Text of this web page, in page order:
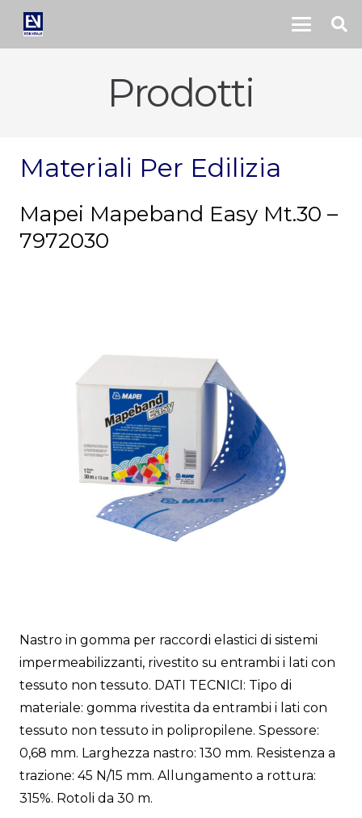
Prodotti
Materiali Per Edilizia
Mapei Mapeband Easy Mt.30 –
7972030
Nastro in gomma per raccordi elastici di sistemi
impermeabilizzanti, rivestito su entrambi i lati con
tessuto non tessuto. DATI TECNICI: Tipo di
materiale: gomma rivestita da entrambi i lati con
tessuto non tessuto in polipropilene. Spessore:
0,68 mm. Larghezza nastro: 130 mm. Resistenza a
trazione: 45 N/15 mm. Allungamento a rottura:
315%. Rotoli da 30 m.